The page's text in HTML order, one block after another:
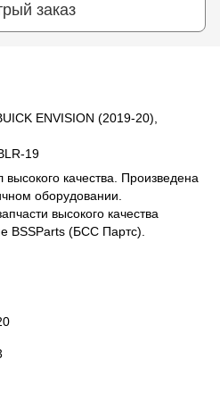
заказ
ENVISION (2019-20),
19
качества. Произведена
оборудовании.
высокого качества
BSSParts (БСС Партс).